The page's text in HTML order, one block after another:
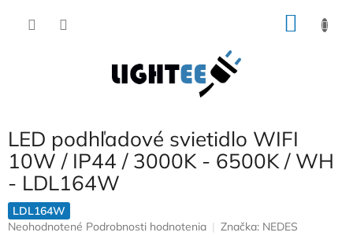
LED podhľadové svietidlo WIFI
10W / IP44 / 3000K - 6500K / WH
- LDL164W
LDL164W
Priemerné
Neohodnotené Podrobnosti hodnotenia Značka: NEDES